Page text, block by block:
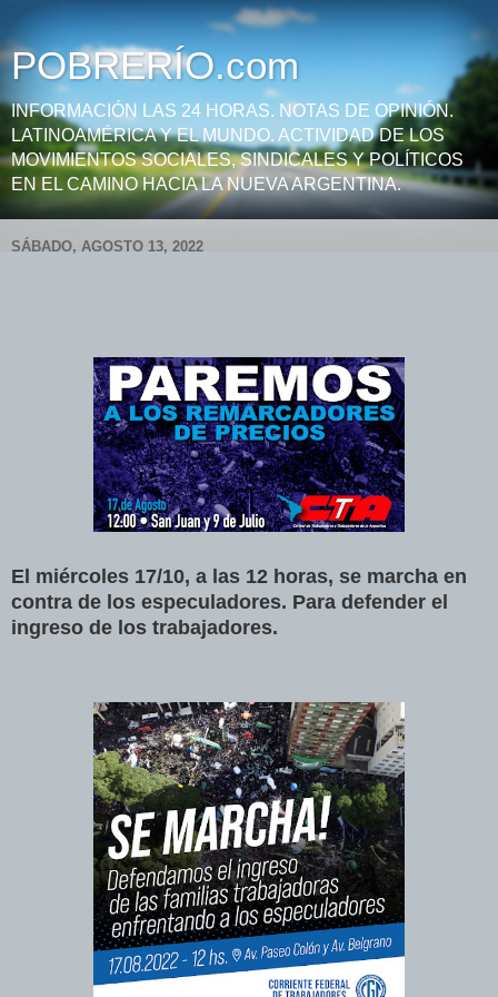
POBRERÍO.com
INFORMACIÓN LAS 24 HORAS. NOTAS DE OPINIÓN.
LATINOAMÉRICA Y EL MUNDO. ACTIVIDAD DE LOS
MOVIMIENTOS SOCIALES, SINDICALES Y POLÍTICOS
EN EL CAMINO HACIA LA NUEVA ARGENTINA.
SÁBADO, AGOSTO 13, 2022
El miércoles 17/10, a las 12 horas, se marcha en
contra de los especuladores. Para defender el
ingreso de los trabajadores.